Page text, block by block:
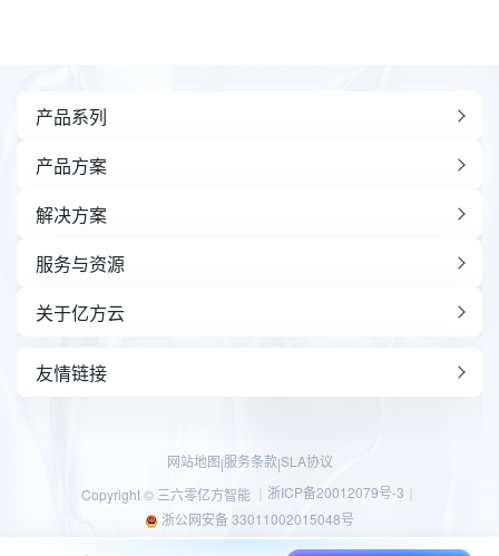
产品系列
产品方案
解决方案
服务与资源
关于亿方云
友情链接
网站地图|服务条款|SLA协议
Copyright © 三六零亿方智能 ｜ 浙ICP备20012079号-3
浙公网安备 33011002015048号